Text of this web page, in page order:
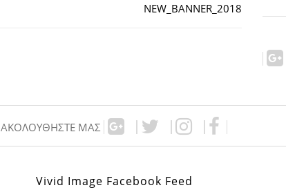
NEW_BANNER_2018
ΑΚΟΛΟΥΘΉΣΤΕ ΜΑΣ
Vivid Image Facebook Feed